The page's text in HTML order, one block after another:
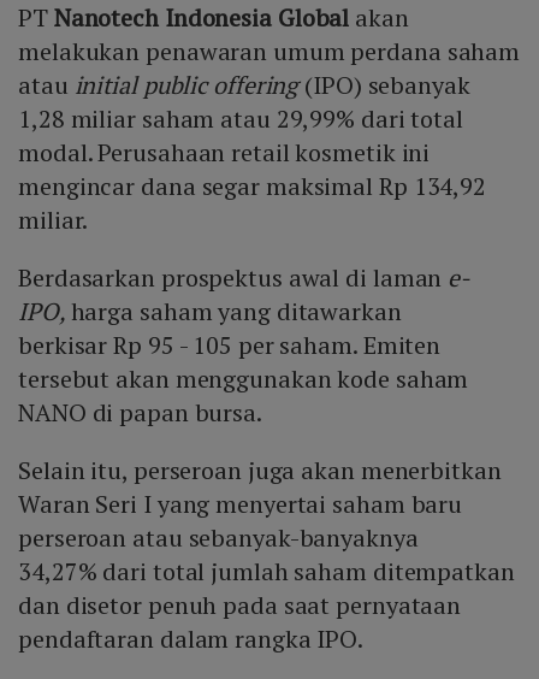
PTNanotech Indonesia Global akan
melakukan penawaran umum perdana saham
atau initial public offering(IPO) sebanyak
1,28 miliar saham atau 29,99% dari total
modal. Perusahaan retail kosmetik ini
mengincar dana segar maksimal Rp 134,92
miliar.
Berdasarkan prospektus awal di laman e-
IPO,harga saham yang ditawarkan
berkisar Rp 95 - 105 per saham. Emiten
tersebut akan menggunakan kode saham
NANO di papan bursa.
Selain itu, perseroan juga akan menerbitkan
Waran Seri I yang menyertai saham baru
perseroan atau sebanyak-banyaknya
34,27% dari total jumlah saham ditempatkan
dan disetor penuh pada saat pernyataan
pendaftaran dalam rangka IPO.